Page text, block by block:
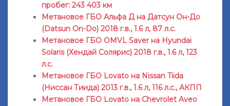
пробег: 243 403 км
Метановое ГБО Альфа Д на Датсун Он-До
(Datsun On-Do) 2018 г.в., 1.6 л, 87 л.с.
Метановое ГБО OMVL Saver на Hyundai
Solaris (Хендай Солярис) 2018 г.в., 1.6 л, 123
л.с.
Метановое ГБО Lovato на Nissan Tiida
(Ниссан Тиида) 2013 г.в., 1.6 л, 116 л.с., АКПП
Метановое ГБО Lovato на Chevrolet Aveo